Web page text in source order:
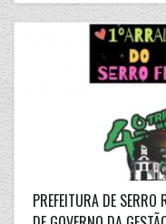
PREFEITURA DE